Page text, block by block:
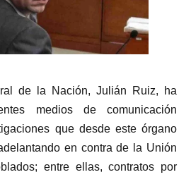
de la Nación, Julián Ruiz, ha
medios de comunicación
que desde este órgano
en contra de la Unión
entre ellas, contratos por